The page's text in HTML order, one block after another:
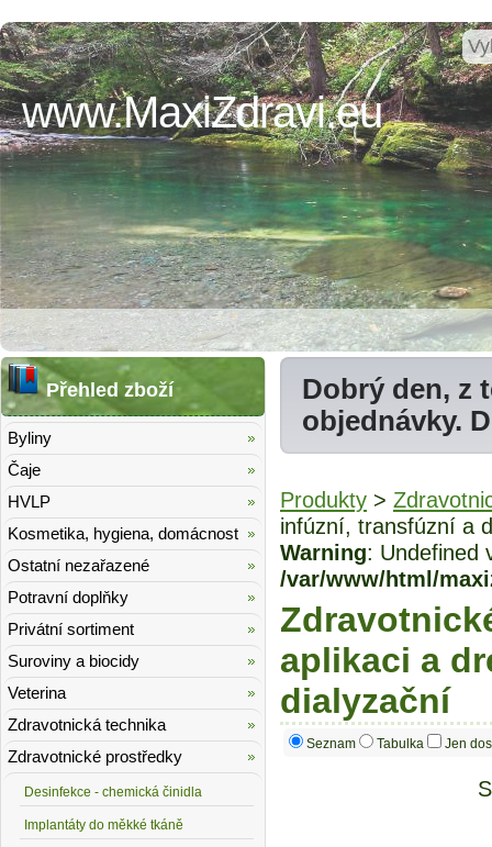
www.MaxiZdravi.eu
Dobrý den, z
objednávky.
Produkty >
infúzní, transfúzní a
Warning: Undefined
/var/www/html/
aplikaci a
dialyzační
Seznam Tabulka Jen
Přehled zboží
Byliny
Čaje
HVLP
Kosmetika, hygiena, domácnost
Ostatní nezařazené
Potravní doplňky
Privátní sortiment
Suroviny a biocidy
Veterina
Zdravotnická technika
Zdravotnické prostředky
Desinfekce - chemická činidla
Implantáty do měkké tkáně